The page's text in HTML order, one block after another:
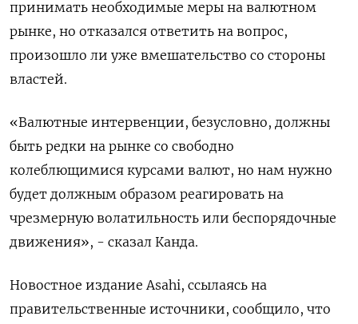
принимать необходимые меры на валютном
рынке, но отказался ответить на вопрос,
произошло ли уже вмешательство со стороны
властей.
«Валютные интервенции, безусловно, должны
быть редки на рынке со свободно
колеблющимися курсами валют, но нам нужно
будет должным образом реагировать на
чрезмерную волатильность или беспорядочные
движения», - сказал Канда.
Новостное издание Asahi, ссылаясь на
правительственные источники, сообщило, что